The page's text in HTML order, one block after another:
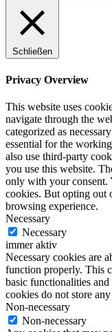
Schließen
Privacy Overview
This website uses
navigate through the
categorized as
essential for the
also use third-party
you use this website.
only with your consent.
cookies. But opting out
browsing experience.
Necessary
Necessary
immer aktiv
Necessary cookies are
function properly. This
basic functionalities
cookies do not store
Non-necessary
Non-necessary